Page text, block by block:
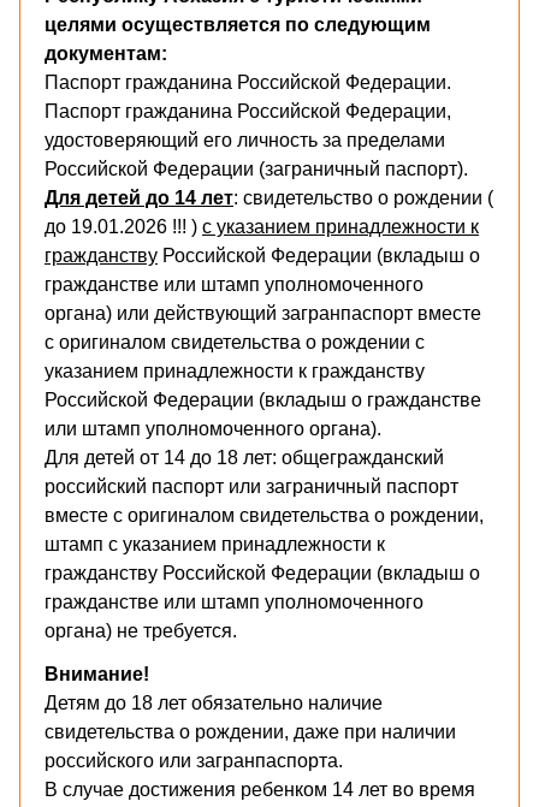
целями осуществляется по следующим
документам:
Паспорт гражданина Российской Федерации.
Паспорт гражданина Российской Федерации,
удостоверяющий его личность за пределами
Российской Федерации (заграничный паспорт).
Для детей до 14 лет: свидетельство о рождении (
до 19.01.2026 !!! ) с указанием принадлежности к
гражданству Российской Федерации (вкладыш о
гражданстве или штамп уполномоченного
органа) или действующий загранпаспорт вместе
с оригиналом свидетельства о рождении с
указанием принадлежности к гражданству
Российской Федерации (вкладыш о гражданстве
или штамп уполномоченного органа).
Для детей от 14 до 18 лет: общегражданский
российский паспорт или заграничный паспорт
вместе с оригиналом свидетельства о рождении,
штамп с указанием принадлежности к
гражданству Российской Федерации (вкладыш о
гражданстве или штамп уполномоченного
органа) не требуется.
Внимание!
Детям до 18 лет обязательно наличие
свидетельства о рождении, даже при наличии
российского или загранпаспорта.
В случае достижения ребенком 14 лет во время